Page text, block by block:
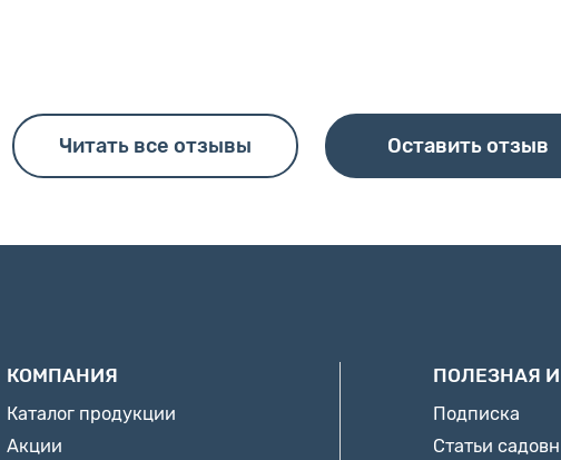
Читать все отзывы Оставить отзыв
КОМПАНИЯ
Каталог продукции
Акции
ПОЛЕЗНАЯ
Подписка
Статьи